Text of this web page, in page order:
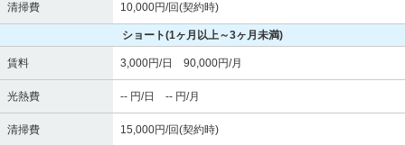
清掃費 10,000円/回(契約時)
ショート(1ヶ月以上～3ヶ月未満)
賃料 3,000円/日 90,000円/月
光熱費 -- 円/日 -- 円/月
清掃費 15,000円/回(契約時)